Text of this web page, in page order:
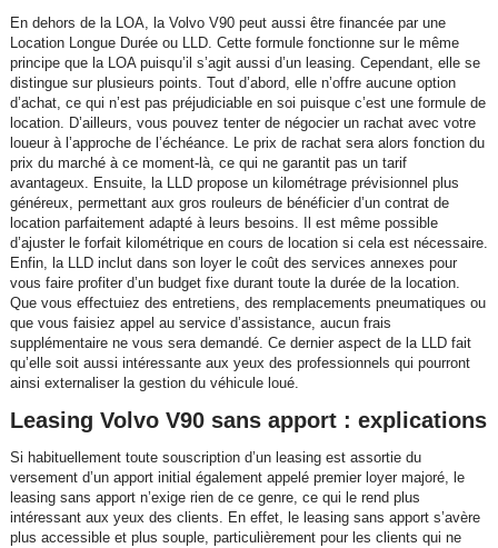
En dehors de la LOA, la Volvo V90 peut aussi être financée par une
Location Longue Durée ou LLD. Cette formule fonctionne sur le même
principe que la LOA puisqu’il s’agit aussi d’un leasing. Cependant, elle se
distingue sur plusieurs points. Tout d’abord, elle n’offre aucune option
d’achat, ce qui n’est pas préjudiciable en soi puisque c’est une formule de
location. D’ailleurs, vous pouvez tenter de négocier un rachat avec votre
loueur à l’approche de l’échéance. Le prix de rachat sera alors fonction du
prix du marché à ce moment-là, ce qui ne garantit pas un tarif
avantageux. Ensuite, la LLD propose un kilométrage prévisionnel plus
généreux, permettant aux gros rouleurs de bénéficier d’un contrat de
location parfaitement adapté à leurs besoins. Il est même possible
d’ajuster le forfait kilométrique en cours de location si cela est nécessaire.
Enfin, la LLD inclut dans son loyer le coût des services annexes pour
vous faire profiter d’un budget fixe durant toute la durée de la location.
Que vous effectuiez des entretiens, des remplacements pneumatiques ou
que vous faisiez appel au service d’assistance, aucun frais
supplémentaire ne vous sera demandé. Ce dernier aspect de la LLD fait
qu’elle soit aussi intéressante aux yeux des professionnels qui pourront
ainsi externaliser la gestion du véhicule loué.
Leasing Volvo V90 sans apport : explications
Si habituellement toute souscription d’un leasing est assortie du
versement d’un apport initial également appelé premier loyer majoré, le
leasing sans apport n’exige rien de ce genre, ce qui le rend plus
intéressant aux yeux des clients. En effet, le leasing sans apport s’avère
plus accessible et plus souple, particulièrement pour les clients qui ne